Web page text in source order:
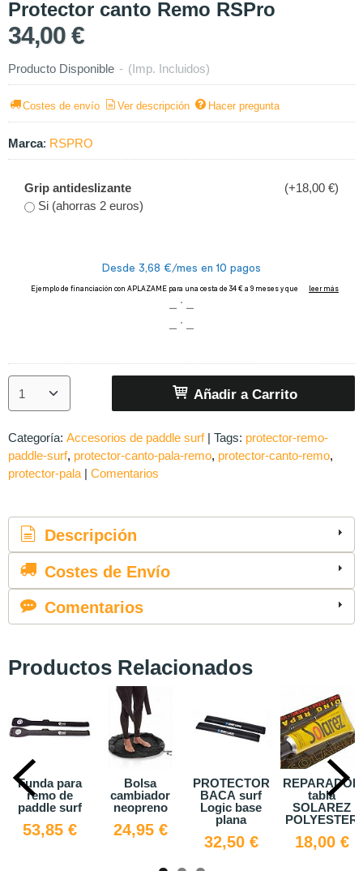
Protector canto Remo RSPro
34,00 €
Producto Disponible - (Imp. Incluidos)
Costes de envío Ver descripción Hacer pregunta
Marca: RSPRO
Grip antideslizante
(+18,00 €)
Si (ahorras 2 euros)
Añadir a Carrito
Categoría: Accesorios de paddle surf | Tags: protector-remo-
paddle-surf protector-canto-pala-remo protector-canto-remo
protector-pala | Comentarios
Descripción
Costes de Envío
Comentarios
Productos Relacionados
Funda para
remo de
paddle surf
53,85 €
Bolsa
cambiador
neopreno
24,95 €
PROTECTOR
BACA surf
Logic base
plana
32,50 €
REPARADOR
tabla
SOLAREZ
POLYESTER
18,00 €